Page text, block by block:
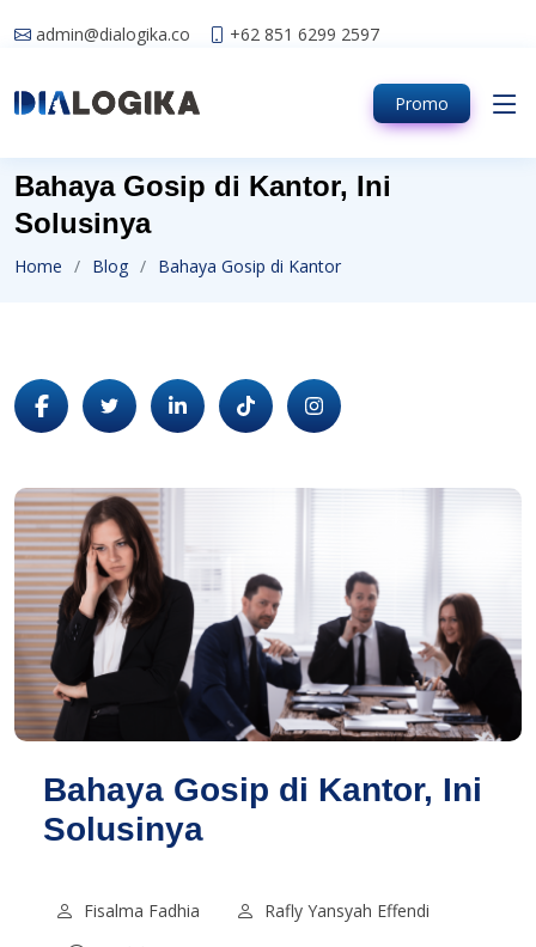
admin@dialogika.co +62 851 6299 2597
Promo
Bahaya Gosip di Kantor, Ini
Solusinya
Home Blog Bahaya Gosip di Kantor
Bahaya Gosip di Kantor, Ini
Solusinya
Fisalma Fadhia
Rafly Yansyah Effendi